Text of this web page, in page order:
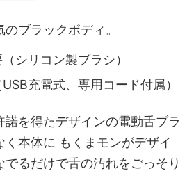
ブラックボディ。
シリコン製ブラシ）
充電式、専用コード付属）
諾を得たデザインの電動舌ブラ
く本体に もくまモンがデザイ
でるだけで舌の汚れをごっそり